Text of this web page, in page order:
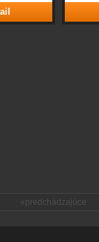
«predchádzajúce